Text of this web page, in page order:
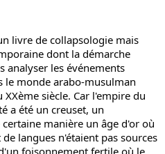
livre de collapsologie mais
dont la démarche
analyser les événements
le monde arabo-musulman
siècle. Car l'empire du
a été un creuset, un
manière un âge d'or où
langues n'étaient pas sources
foisonnement fertile où le